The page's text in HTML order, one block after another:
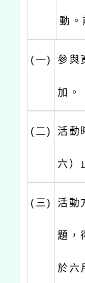
動。
(一) 參與
加。
(二) 活動
六）
(三) 活動
題，
於六